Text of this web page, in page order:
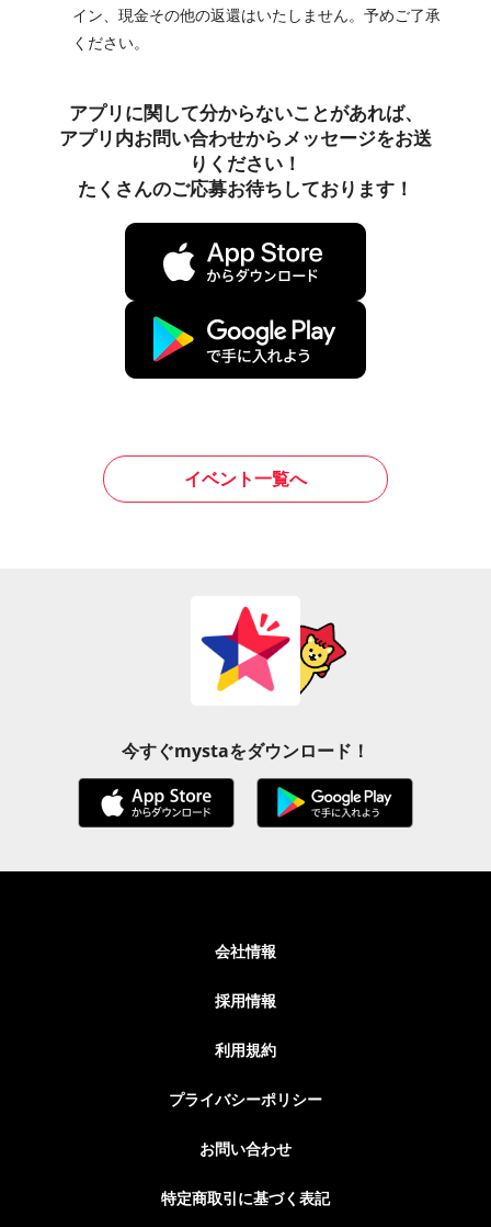
イン、現金その他の返還はいたしません。予めご了承
ください。
アプリに関して分からないことがあれば、
アプリ内お問い合わせからメッセージをお送
りください！
たくさんのご応募お待ちしております！
イベント一覧へ
今すぐmystaをダウンロード！
会社情報
採用情報
利用規約
プライバシーポリシー
お問い合わせ
特定商取引に基づく表記